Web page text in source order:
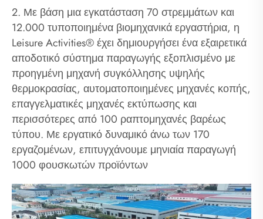
2. Με βάση μια εγκατάσταση 70 στρεμμάτων και
12.000 τυποποιημένα βιομηχανικά εργαστήρια, η
Leisure Activities® έχει δημιουργήσει ένα εξαιρετικά
αποδοτικό σύστημα παραγωγής εξοπλισμένο με
προηγμένη μηχανή συγκόλλησης υψηλής
θερμοκρασίας, αυτοματοποιημένες μηχανές κοπής,
επαγγελματικές μηχανές εκτύπωσης και
περισσότερες από 100 ραπτομηχανές βαρέως
τύπου. Με εργατικό δυναμικό άνω των 170
εργαζομένων, επιτυγχάνουμε μηνιαία παραγωγή
1000 φουσκωτών προϊόντων